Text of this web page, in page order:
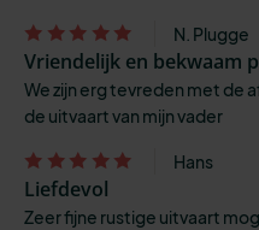
N. Plugge
Vriendelijk en bekwaam
We zijn erg tevreden met de
de uitvaart van mijn vader
Hans
Liefdevol
Zeer fijne rustige uitvaart